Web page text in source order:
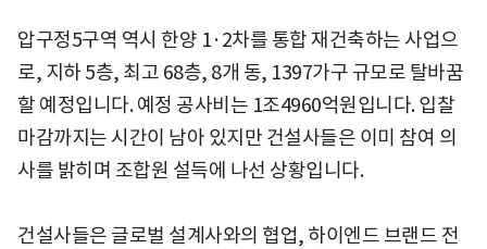
압구정5구역 역시 한양 1·2차를 통합 재건축하는 사업으
로, 지하 5층, 최고 68층, 8개 동, 1397가구 규모로 탈바꿈
할 예정입니다. 예정 공사비는 1조4960억원입니다. 입찰
마감까지는 시간이 남아 있지만 건설사들은 이미 참여 의
사를 밝히며 조합원 설득에 나선 상황입니다.
건설사들은 글로벌 설계사와의 협업, 하이엔드 브랜드 전